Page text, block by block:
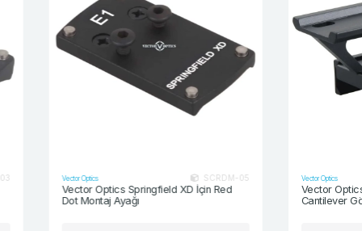
Vector Optics SCRDM-05
Vector Optics Springfield XD İçin Red
Dot Montaj Ayağı
Vector Optics
Vector Optics 0.83
Cantilever Gövde